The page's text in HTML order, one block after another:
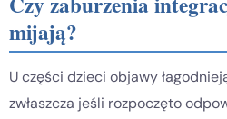
mijają?
U części dzieci objawy
zwłaszcza jeśli rozpoczęto